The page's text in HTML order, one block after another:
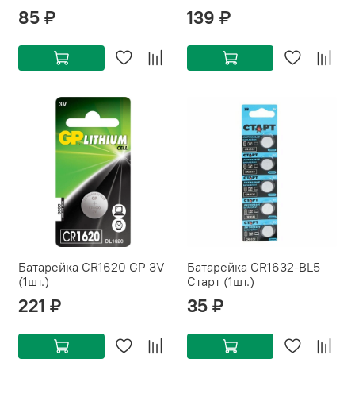
85 ₽ 139 ₽
Батарейка CR1620 GP 3V
(1шт.)
221 ₽
Батарейка CR1632-BL5
Старт (1шт.)
35 ₽